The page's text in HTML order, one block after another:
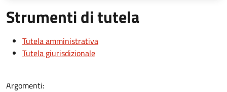
Strumenti di tutela
Tutela amministrativa
Tutela giurisdizionale
Argomenti: